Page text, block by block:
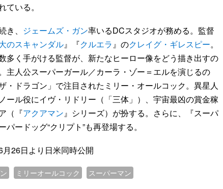
いる。
、 ジェームズ・ガン率いるDCスタジオが務める。監督
のスキャンダル』『クルエラ』のクレイグ・ギレスピー。
多く手がける監督が、新たなヒーロー像をどう描き出すの
主人公スーパーガール／カーラ・ゾー＝エルを演じるの
・ドラゴン」で注目されたミリー・オールコック。異星人
ール役にイヴ・リドリー（「三体」）、宇宙最凶の賞金稼
（『アクアマン』シリーズ）が扮する。さらに、『スーパ
ードッグ“クリプト”も再登場する。
26日より日米同時公開
ミリーオールコック スーパーマン